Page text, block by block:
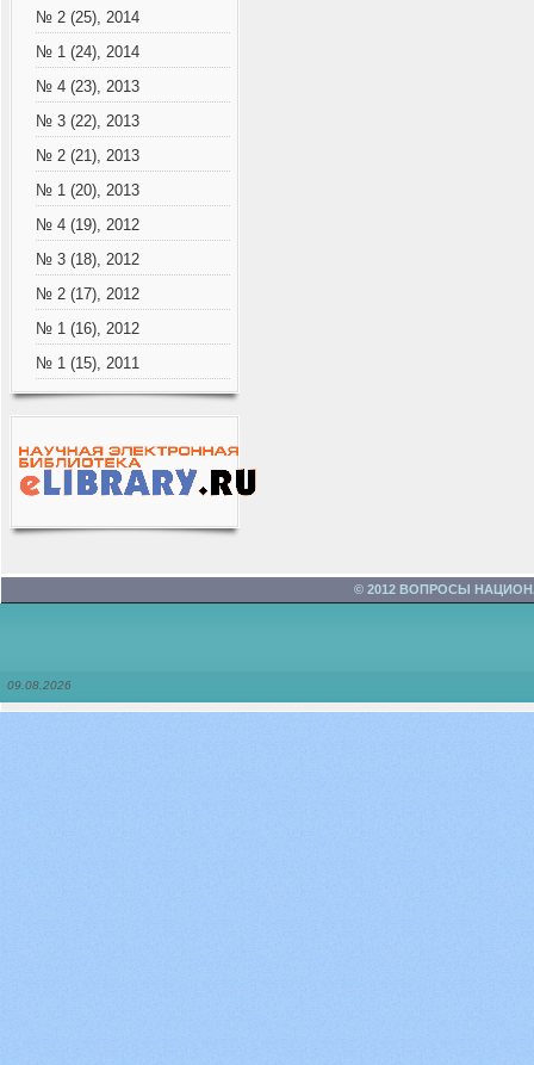
№ 2 (25), 2014
№ 1 (24), 2014
№ 4 (23), 2013
№ 3 (22), 2013
№ 2 (21), 2013
№ 1 (20), 2013
№ 4 (19), 2012
№ 3 (18), 2012
№ 2 (17), 2012
№ 1 (16), 2012
№ 1 (15), 2011
© 2012 ВОПРОСЫ
09.08.2026